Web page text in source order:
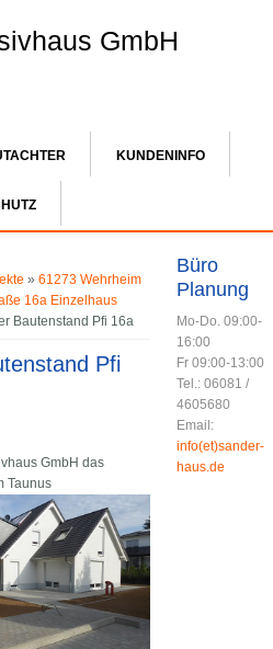
GmbH
KUNDENINFO
»61273 Wehrheim
16a Einzelhaus
Bautenstand Pfi 16a
Pfi
Büro
Planung
Mo-Do. 09:00-
16:00
Fr 09:00-13:00
Tel.: 06081 /
4605680
Email:
info(et)sander-
haus.de